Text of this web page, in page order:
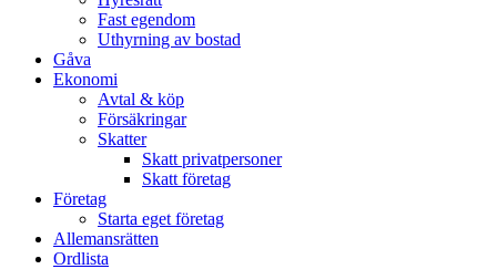
Fast egendom
Uthyrning av bostad
Gåva
Ekonomi
Avtal & köp
Försäkringar
Skatter
Skatt privatpersoner
Skatt företag
Företag
Starta eget företag
Allemansrätten
Ordlista